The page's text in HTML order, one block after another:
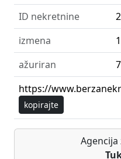
ID nekretnine
izmena
ažuriran
https://
kopirajte